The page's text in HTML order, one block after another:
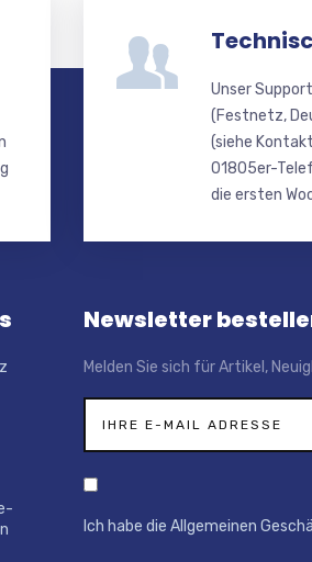
Unser
(Festnetz,
(siehe
01805er-
die ersten
Newsletter
Melden Sie sich für Artikel,
Ich habe die Allgemeinen